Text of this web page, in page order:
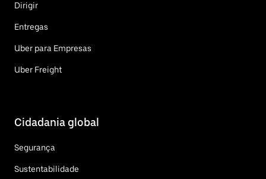
Dirigir
Entregas
Uber para Empresas
Uber Freight
Cidadania global
Segurança
Sustentabilidade